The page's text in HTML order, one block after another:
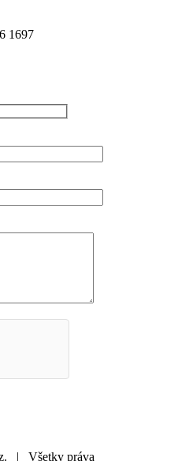
1697
z. | Všetky práva